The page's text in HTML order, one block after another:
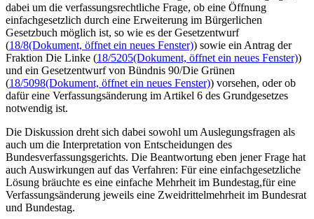
dabei um die verfassungsrechtliche Frage, ob eine Öffnung
einfachgesetzlich durch eine Erweiterung im Bürgerlichen
Gesetzbuch möglich ist, so wie es der Gesetzentwurf
(18/8(Dokument, öffnet ein neues Fenster)) sowie ein Antrag der
Fraktion Die Linke (18/5205(Dokument, öffnet ein neues Fenster))
und ein Gesetzentwurf von Bündnis 90/Die Grünen
(18/5098(Dokument, öffnet ein neues Fenster)) vorsehen, oder ob
dafür eine Verfassungsänderung im Artikel 6 des Grundgesetzes
notwendig ist.
Die Diskussion dreht sich dabei sowohl um Auslegungsfragen als
auch um die Interpretation von Entscheidungen des
Bundesverfassungsgerichts. Die Beantwortung eben jener Frage hat
auch Auswirkungen auf das Verfahren: Für eine einfachgesetzliche
Lösung bräuchte es eine einfache Mehrheit im Bundestag,für eine
Verfassungsänderung jeweils eine Zweidrittelmehrheit im Bundesrat
und Bundestag.